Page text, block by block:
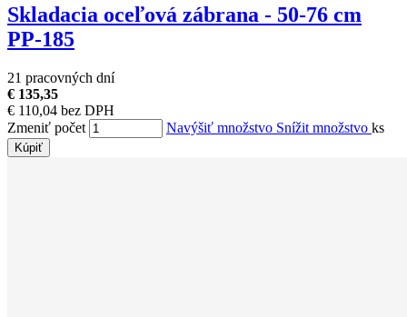
Skladacia oceľová zábrana - 50-76 cm
PP-185
21 pracovných dní
€ 135,35
€ 110,04 bez DPH
Zmeniť počet
Navýšiť množstvo Snížit množstvo ks
Kúpiť